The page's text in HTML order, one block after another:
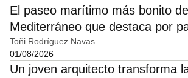
El paseo marítimo más bonito del
Mediterráneo que destaca por
Toñi Rodríguez Navas
01/08/2026
Un joven arquitecto transforma